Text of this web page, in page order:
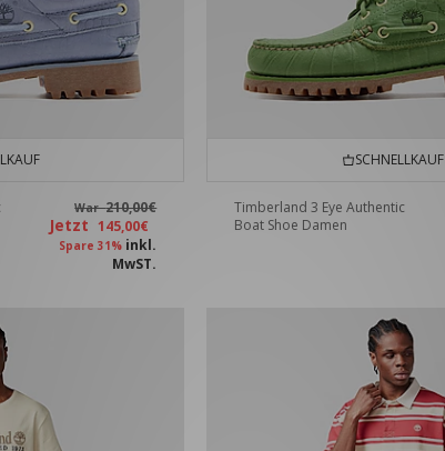
War210,00€
Jetzt145,00€
Spare 31% inkl.
MwST.
SCHNELLKAUF
Timberland 3 Eye Authentic
Boat Shoe Damen